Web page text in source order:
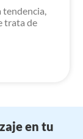
tendencia,
trata de
en tu